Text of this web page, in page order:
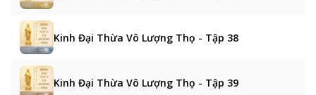
Kinh Đại Thừa Vô Lượng Thọ - Tập 38
Kinh Đại Thừa Vô Lượng Thọ - Tập 39